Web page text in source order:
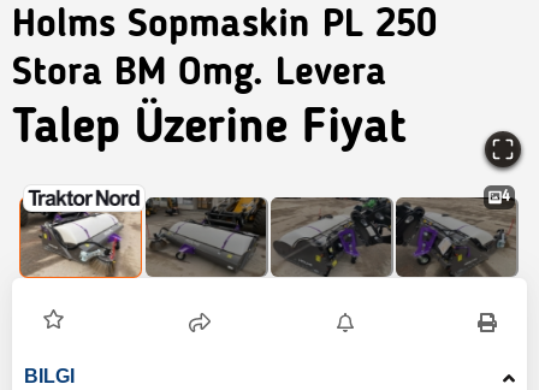
Holms Sopmaskin PL 250
Stora BM Omg. Levera
Talep Üzerine Fiyat
4
BILGI